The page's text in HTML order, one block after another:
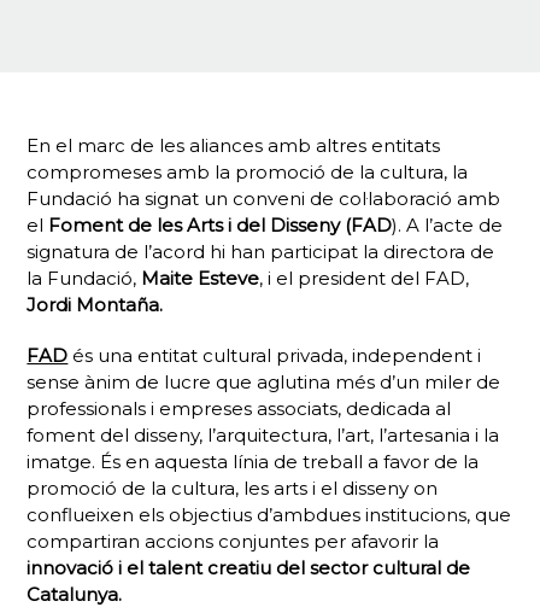
En el marc de les aliances amb altres entitats
compromeses amb la promoció de la cultura, la
Fundació ha signat un conveni de col·laboració amb
el Foment de les Arts i del Disseny (FAD). A l’acte de
signatura de l’acord hi han participat la directora de
la Fundació, Maite Esteve, i el president del FAD,
Jordi Montaña.
FAD és una entitat cultural privada, independent i
sense ànim de lucre que aglutina més d’un miler de
professionals i empreses associats, dedicada al
foment del disseny, l’arquitectura, l’art, l’artesania i la
imatge. És en aquesta línia de treball a favor de la
promoció de la cultura, les arts i el disseny on
conflueixen els objectius d’ambdues institucions, que
compartiran accions conjuntes per afavorir la
innovació i el talent creatiu del sector cultural de
Catalunya.